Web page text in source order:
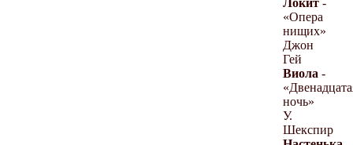
«Опера
нищих»
Джон
Гей
Виола -
ночь»
У.
Шекспир